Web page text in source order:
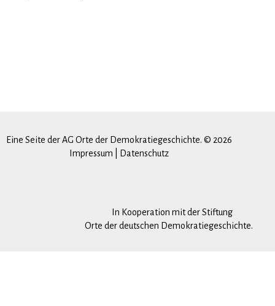
Eine Seite der AG Orte der Demokratiegeschichte. © 2026
Impressum
Datenschutz
In Kooperation mit der Stiftung
Orte der deutschen Demokratiegeschichte.